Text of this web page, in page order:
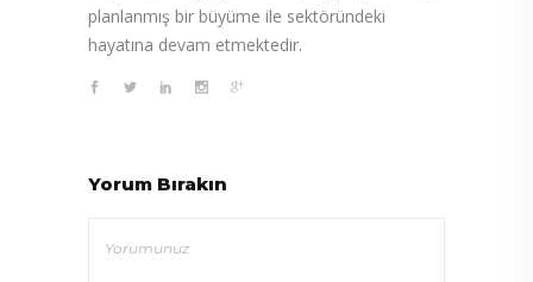
planlanmış bir büyüme ile sektöründeki
hayatına devam etmektedir.
Yorum Bırakın